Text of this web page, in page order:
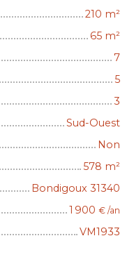
210 m²
65 m²
7
5
3
Sud-Ouest
Non
578 m²
Bondigoux 31340
1 900 € /an
VM1933